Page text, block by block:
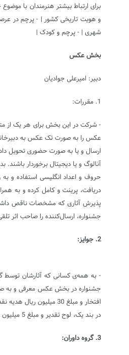
برای ارتباط بیشتر هنرمندان با
و هویت تاریخی کشور | - پرچم در
شهری | - پرچم و کودک |
بخش عکس
دبیر: امیرعلی جوادیان
1. مقررات:
- شرکت در این بخش برای هر یک از
ارسال و یا به صورت حضوری تحویل
آنالوگ و یا دیجیتال برخوردار
جشنواره، ارسال‌کننده را صاحب اثر
2. جوایز:
در بند یک، لوح تقدیر و مبلغ 5 میلیون ریال هدیه نقدی اهدا خواهد شد.
3. گروه داوران: